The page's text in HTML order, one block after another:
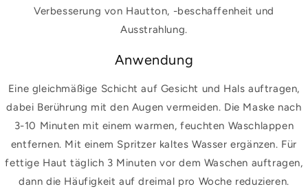
Verbesserung von Hautton, -beschaffenheit und
Ausstrahlung.
Anwendung
Eine gleichmäßige Schicht auf Gesicht und Hals auftragen,
dabei Berührung mit den Augen vermeiden. Die Maske nach
3-10 Minuten mit einem warmen, feuchten Waschlappen
entfernen. Mit einem Spritzer kaltes Wasser ergänzen. Für
fettige Haut täglich 3 Minuten vor dem Waschen auftragen,
dann die Häufigkeit auf dreimal pro Woche reduzieren.